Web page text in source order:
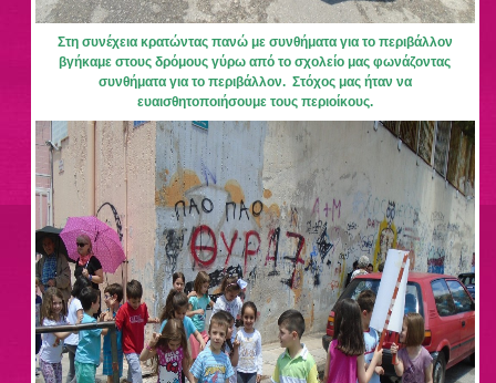
Στη συνέχεια κρατώντας πανώ με συνθήματα για το περιβάλλον
βγήκαμε στους δρόμους γύρω από το σχολείο μας φωνάζοντας
συνθήματα για το περιβάλλον. Στόχος μας ήταν να
ευαισθητοποιήσουμε τους περιοίκους.